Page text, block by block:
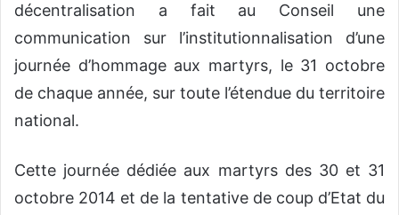
décentralisation a fait au Conseil une
communication sur l’institutionnalisation d’une
journée d’hommage aux martyrs, le 31 octobre
de chaque année, sur toute l’étendue du territoire
national.
Cette journée dédiée aux martyrs des 30 et 31
octobre 2014 et de la tentative de coup d’Etat du